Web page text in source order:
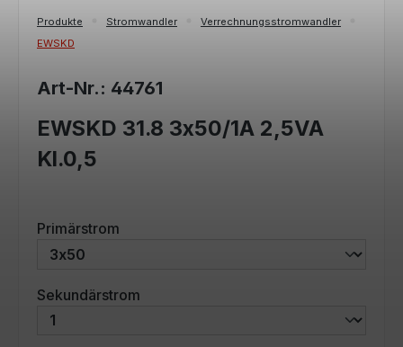
Produkte Stromwandler
Verrechnungsstromwandler
EWSKD
Art-Nr.: 44761
EWSKD 31.8 3x50/1A 2,5VA
Kl.0,5
Primärstrom
Sekundärstrom